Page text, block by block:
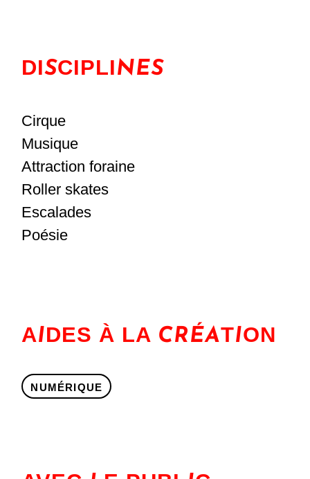
DISCIPLINES
Cirque
Musique
Attraction foraine
Roller skates
Escalades
Poésie
AIDES À LA CRÉATION
NUMÉRIQUE